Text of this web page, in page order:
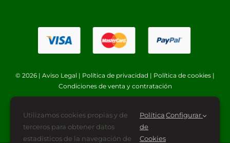
© 2026 | Aviso Legal | Política de privacidad | Política de cookies |
Condiciones de venta y contratación
Utilizamos cookies propias y de
terceros para obtener datos
estadísticos de la navegación de
Política
de
Cookies
Configurar